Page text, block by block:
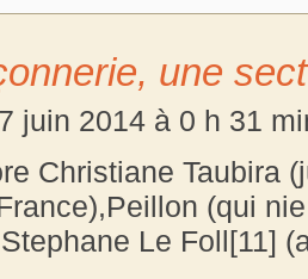
une
juin 2014 à 0 h 31
Christiane Taubira
(qui
Le Foll[11]